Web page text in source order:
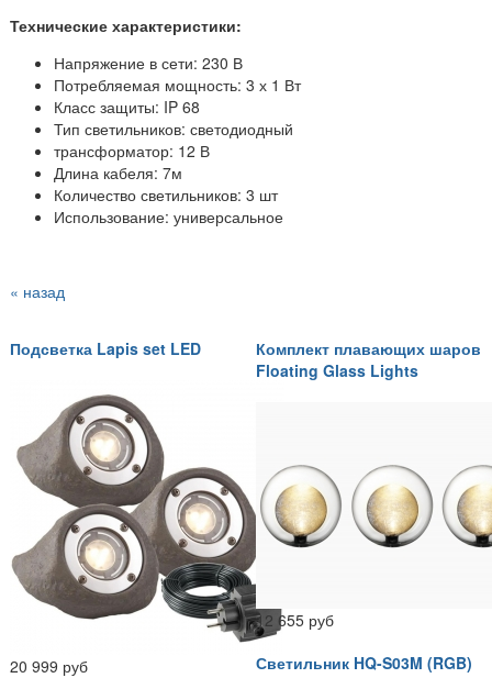
Технические характеристики:
Напряжение в сети: 230 В
Потребляемая мощность: 3 х 1 Вт
Класс защиты: IP 68
Тип светильников: светодиодный
трансформатор: 12 В
Длина кабеля: 7м
Количество светильников: 3 шт
Использование: универсальное
« назад
Подсветка Lapis set LED
20 999 руб
Комплект плавающих шаров
Floating Glass Lights
12 655 руб
Светильник HQ-S03M (RGB)